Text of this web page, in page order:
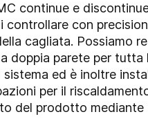
continue e
controllare con
cagliata. Possiamo
doppia parete per tutta
sistema ed è inoltre
per il
del prodotto mediante